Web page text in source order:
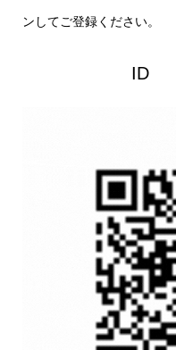
ンしてご登録ください。
ID